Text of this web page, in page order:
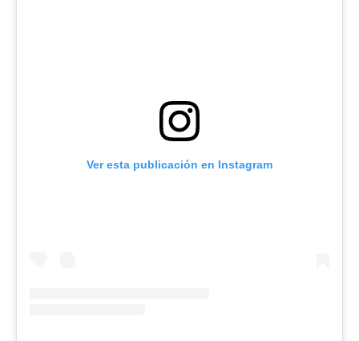
Ver esta publicación en Instagram